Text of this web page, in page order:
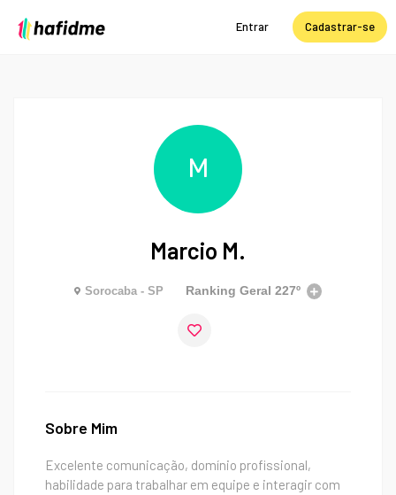
Entrar Cadastrar-se
M
Marcio M.
Sorocaba - SP Ranking Geral 227º
Sobre Mim
Excelente comunicação, domínio profissional,
habilidade para trabalhar em equipe e interagir com